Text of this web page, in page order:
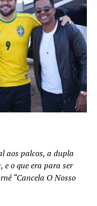
aos palcos, a dupla
o que era para ser
“Cancela O Nosso